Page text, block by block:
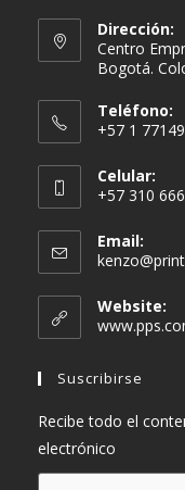
Dirección:
Centro
Bogotá.
Teléfono:
+57 1
Celular:
+57 310
Email:
Website:
Suscribirse
Recibe todo el
electrónico